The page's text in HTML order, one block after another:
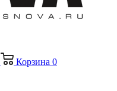
Корзина 0